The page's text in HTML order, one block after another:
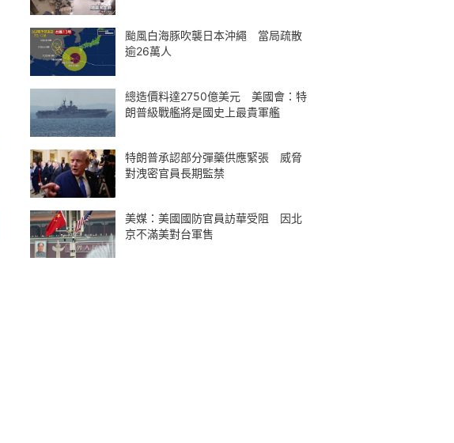
颱風白海豚吹襲日本沖繩 當局疏散
逾26萬人
總造價料達2750億美元 美國會：特
朗普級戰艦將是國史上最貴軍艦
特朗普承認部分彈藥供應緊張 威脅
對洩密官員長期監禁
美媒：美國國防官員訪華受阻 因北
京不滿美對台軍售